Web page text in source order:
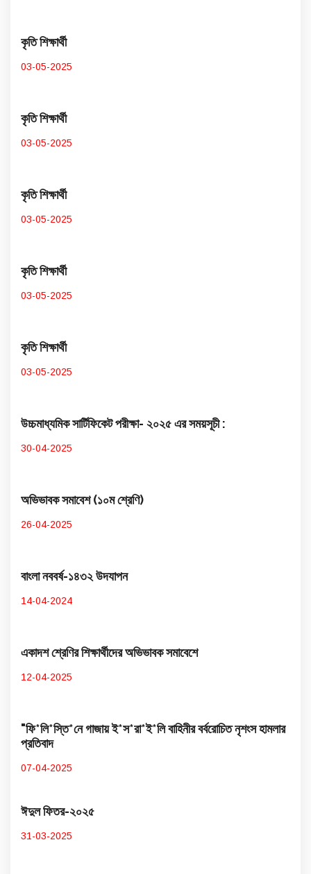
কৃতি শিক্ষার্থী
03-05-2025
কৃতি শিক্ষার্থী
03-05-2025
কৃতি শিক্ষার্থী
03-05-2025
কৃতি শিক্ষার্থী
03-05-2025
কৃতি শিক্ষার্থী
03-05-2025
উচ্চমাধ্যমিক সার্টিফিকেট পরীক্ষা- ২০২৫ এর সময়সূচী :
30-04-2025
অভিভাবক সমাবেশ (১০ম শ্রেণি)
26-04-2025
বাংলা নববর্ষ-১৪৩২ উদযাপন
14-04-2024
একাদশ শ্রেণির শিক্ষার্থীদের অভিভাবক সমাবেশে
12-04-2025
"ফি*লি*স্তি*নে গাজায় ই*স*রা*ই*লি বাহিনীর বর্বরোচিত নৃশংস হামলার
প্রতিবাদ
07-04-2025
ঈদুল ফিতর-২০২৫
31-03-2025